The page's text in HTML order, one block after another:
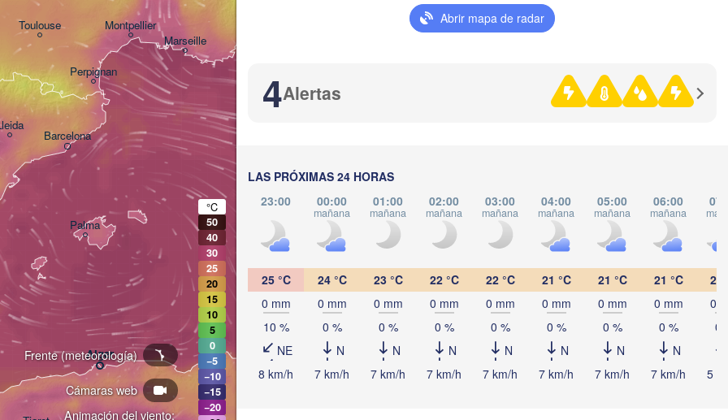
Abrir mapa de radar
4Alertas
LAS PRÓXIMAS 24 HORAS
23:00
00:00
mañana
01:00
mañana
02:00
mañana
03:00
mañana
04:00
mañana
05:00
mañana
06:00
mañana
25 °C
0 mm
10 %
NE
8 km/h
24 °C
0 mm
0 %
N
7 km/h
23 °C
0 mm
0 %
N
7 km/h
22 °C
0 mm
0 %
N
7 km/h
22 °C
0 mm
0 %
N
7 km/h
21 °C
0 mm
0 %
N
7 km/h
21 °C
0 mm
0 %
N
7 km/h
21 °C
0 mm
0 %
N
7 km/h
21
0
0
5
Animación del viento:
Cámaras web
Frente (meteorología)
Barcelona
Marseille
Montpellier
Perpignan
Toulouse
Alger Annaba
Sassari
Casteddu/Cagliari
Palma
Podgorica
Palermo
Catania
°C
50
40
30
25
20
15
10
5
0
−5
−10
−15
−20